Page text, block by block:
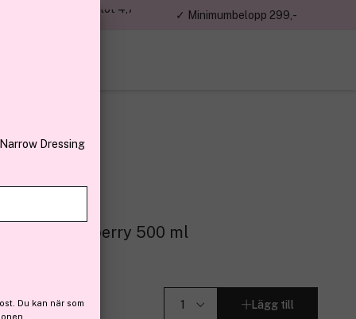
kunder – Trustpilot 4,7
✓ Minimumbelopp 299,-
Kids Strawberry 500 ml
Lägg till
Dressing
Du kan när som